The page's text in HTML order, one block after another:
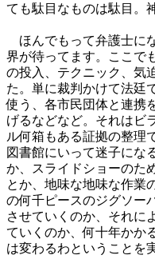
ても駄目なものは駄目。
ほんでもって弁護士に
界が待ってます。ここで
の投入、テクニック、気
た。単に裁判かけて法廷
使う、各市民団体と連携
げるなどなど。それはビ
ル何箱もある証拠の整理
図書館にいって迷子にな
か、スライドショーのた
とか、地味な地味な作業
の何千ピースのジグソー
させていくのか、それに
ていくのか、何十年かか
は変わるわということを